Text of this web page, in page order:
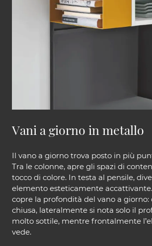
Vani a giorno in metallo
Il vano a giorno trova posto in più
Tra le colonne, apre gli spazi di
tocco di colore. In testa al pensile,
elemento esteticamente
copre la profondità del vano a giorno:
chiusa, lateralmente si nota solo il
molto sottile, mentre frontalmente
vede.